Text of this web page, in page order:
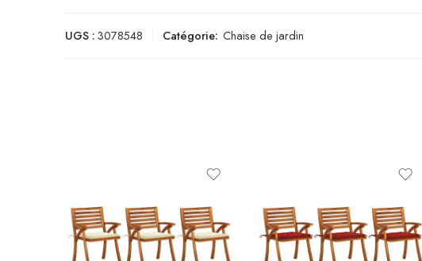
UGS :3078548 Catégorie: Chaise de jardin